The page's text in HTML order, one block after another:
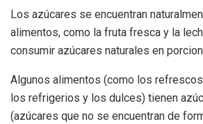
Los azúcares se encuentran
alimentos, como la fruta fresca y la
consumir azúcares naturales en
Algunos alimentos (como los
los refrigerios y los dulces) tienen
(azúcares que no se encuentran de